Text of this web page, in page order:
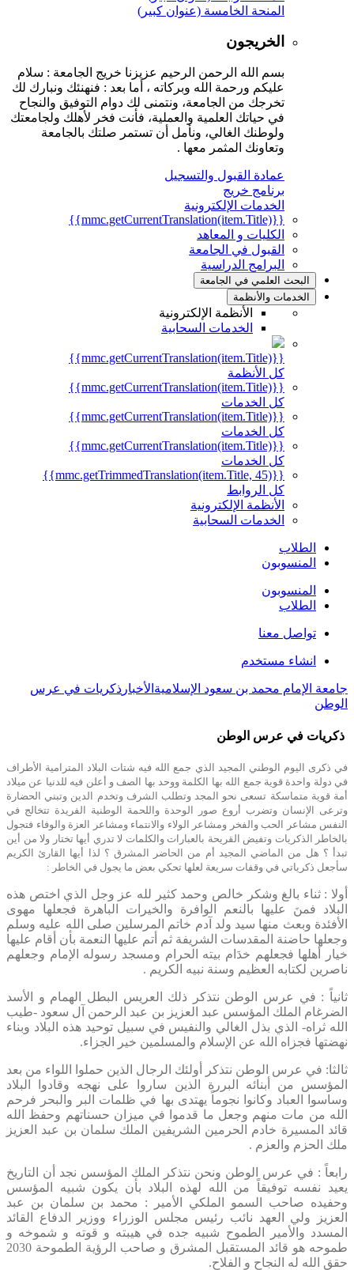
المنحة الخامسة (عنوان كبير)
الخريجون
بسم الله الرحمن الرحيم عزيزنا خريج الجامعة : سلام
عليكم ورحمة الله وبركاته ، أما بعد : فنهنئك ونبارك لك
تخرجك من الجامعة، ونتمنى لك دوام التوفيق والنجاح
في حياتك العلمية والعملية، فأنت فخر لأهلك ولجامعتك
ولوطنك الغالي، ونأمل أن تستمر صلتك بالجامعة
وتعاونك المثمر معها .
عمادة القبول والتسجيل
برنامج خريج
الخدمات الإلكترونية
{{mmc.getCurrentTranslation(item.Title)}}
الكليات و المعاهد
القبول في الجامعة
البرامج الدراسية
البحث العلمي في الجامعة
الخدمات والأنظمة
الأنظمة الإلكترونية
الخدمات السحابية
{{mmc.getCurrentTranslation(item.Title)}}
كل الأنظمة
{{mmc.getCurrentTranslation(item.Title)}}
كل الخدمات
{{mmc.getCurrentTranslation(item.Title)}}
كل الخدمات
{{mmc.getCurrentTranslation(item.Title)}}
كل الخدمات
{{mmc.getTrimmedTranslation(item.Title, 45)}}
كل الروابط
الأنظمة الإلكترونية
الخدمات السحابية
الطلاب
المنسوبون
المنسوبون
الطلاب
تواصل معنا
انشاء مستخدم
جامعة الإمام محمد بن سعود الإسلامية الأخبار ذكريات في عرس
الوطن
ذكريات في عرس الوطن
في ذكرى اليوم الوطني المجيد الذي جمع الله فيه شتات البلاد المترامية الأطراف
في دولة واحدة قوية جمع الله بها الكلمة ووحد بها الصف و أعلن فيه للدنيا عن ميلاد
أمة قوية متماسكة تسعى نحو المجد وتطلب الشرف وتخدم الدين وتبني الحضارة
وترعى الإنسان وتضرب أروع صور الوحدة واللحمة الوطنية الفريدة تتخالج في
النفس مشاعر الحب والفخر ومشاعر الولاء والانتماء ومشاعر العزة والوفاء فتجول
بالخاطر الذكريات وتفيض القريحة بالعبارات والكلمات لا تدري أيها تختار ولا من أين
تبدأ ؟ هل من الماضي المجيد أم من الحاضر المشرق ؟ لذا أيها القارئ الكريم
سأجعل ذكرياتي في وقفات سريعة لعلها تحكي بعض ما يجول في الخاطر :
أولا : ثناء بالغ وشكر خالص وحمد كثير لله عز وجل الذي اختص هذه
البلاد فمنَ عليها بالنعم الوافرة والخيرات الباهرة فجعلها مهوى
الأفئدة وبعث منها سيد ولد آدم خاتم المرسلين صلى الله عليه وسلم
وجعلها حاضنة المقدسات الشريفة ثم أتم عليها النعمة بأن أقام عليها
خيار أهلها فجعلهم خدَام بيته الحرام ومسجد رسوله الإمام وجعلهم
ناصرين لكتابه العظيم وسنة نبيه الكريم .
ثانياً : في عرس الوطن نتذكر ذلك العريس البطل الهمام و الأسد
الضرغام الملك المؤسس عبد العزيز بن عبد الرحمن آل سعود -طيب
الله ثراه- الذي بذل الغالي والنفيس في سبيل توحيد هذه البلاد وبناء
نهضتها فجزاه الله عن الإسلام والمسلمين خير الجزاء.
ثالثا: في عرس الوطن نتذكر أولئك الرجال الذين حملوا اللواء من بعد
المؤسس من أبنائه البررة الذين ساروا على نهجه وقادوا البلاد
وساسوا العباد وكانوا نجوماً يهتدى بها في ظلمات البر والبحر فرحم
الله من مات منهم وجعل ما قدموا في ميزان حسناتهم وحفظ الله
قائد المسيرة خادم الحرمين الشريفين الملك سلمان بن عبد العزيز
ملك الحزم والعزم .
رابعاً : في عرس الوطن ونحن نتذكر الملك المؤسس نجد أن التاريخ
يعيد نفسه توفيقاً من الله لهذه البلاد بأن يكون شبيه المؤسس
وحفيده صاحب السمو الملكي الأمير : محمد بن سلمان بن عبد
العزيز ولي العهد نائب رئيس مجلس الوزراء ووزير الدفاع القائد
المسدد والأمير الطموح شبيه جده في هيبته و قوته و شموخه و
طموحه هو قائد المستقبل المشرق و صاحب الرؤية الطموحة 2030
حقق الله له النجاح و الفلاح.